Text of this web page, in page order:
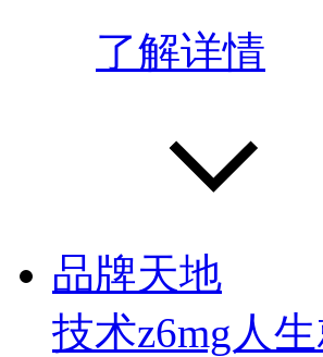
了解详情
品牌天地
技术z6mg人